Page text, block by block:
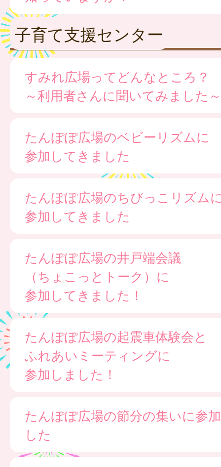
子育て支援センター
すみれ広場ってどんなところ？
～利用者さんに聞いてみました～
たんぽぽ広場のベビーリズムに
参加してきました
たんぽぽ広場のちびっこリズム
参加してきました
たんぽぽ広場の井戸端会議
（ちょこっとトーク）に
参加してきました！
たんぽぽ広場の起震車体験会と
ふれあいミーティングに
参加しました！
たんぽぽ広場の節分の集いに参
した